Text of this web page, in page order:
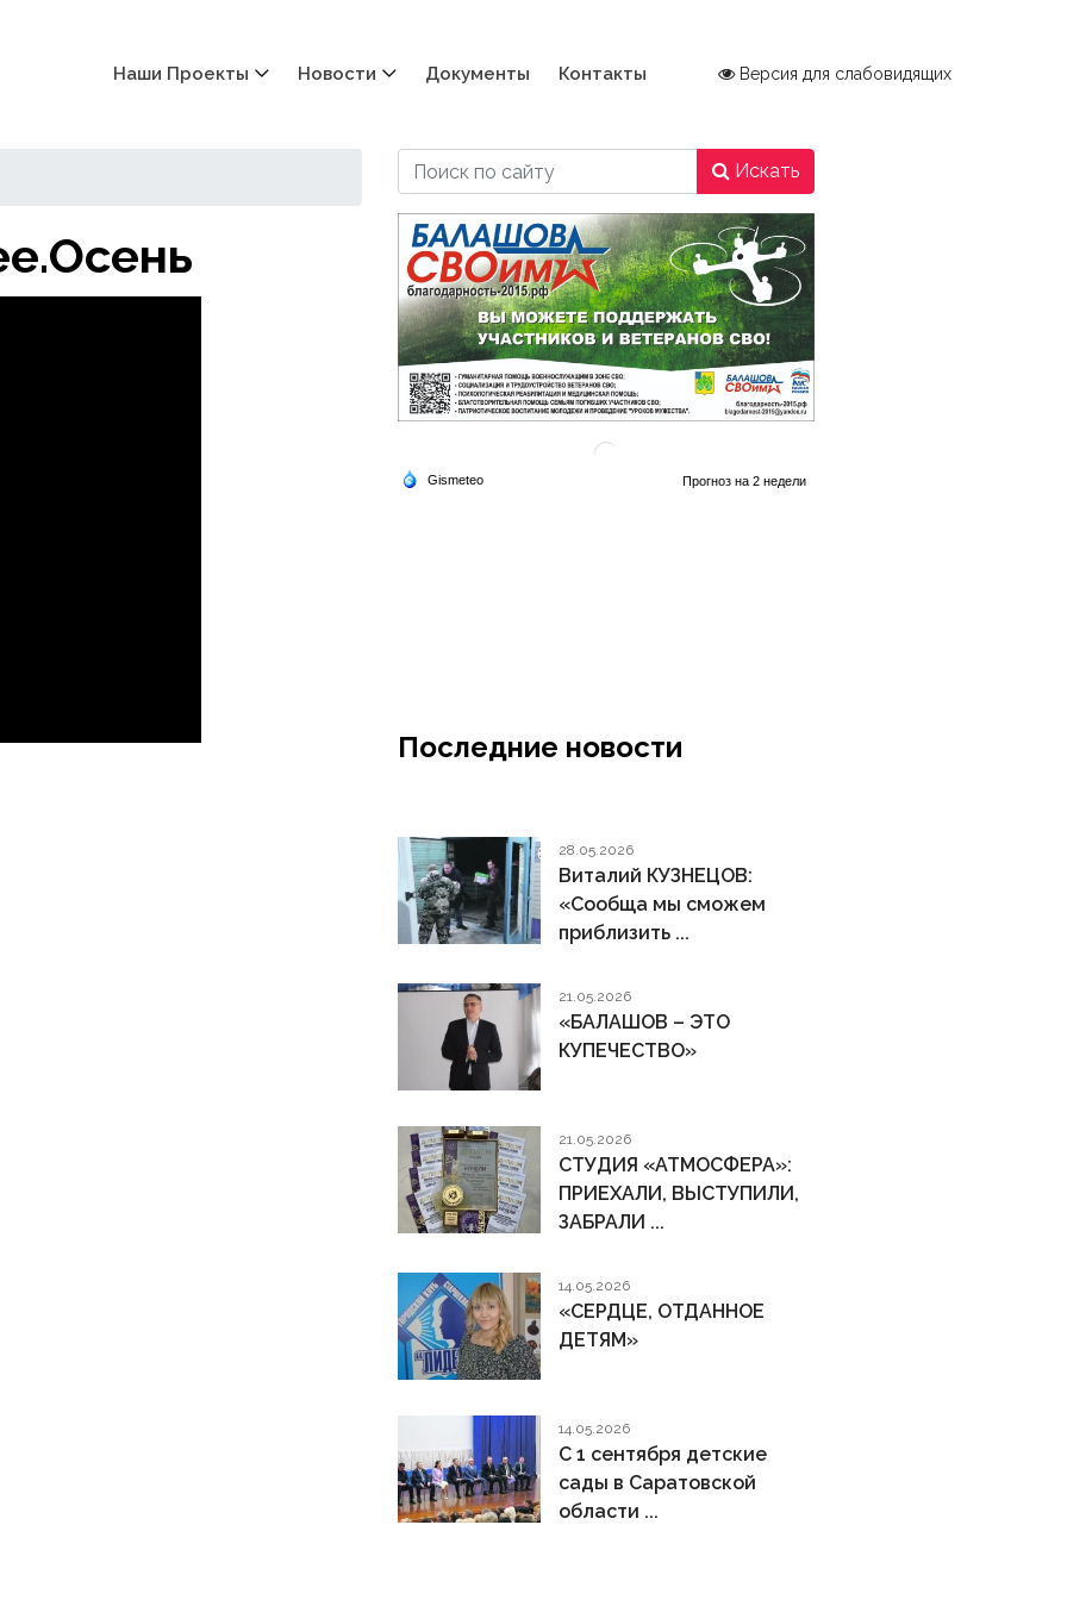
Наши Проекты Новости Документы Контакты Версия для слабовидящих
Искать
Последние новости
28.05.2026
Виталий КУЗНЕЦОВ:
«Сообща мы сможем
приблизить ...
21.05.2026
«БАЛАШОВ – ЭТО
КУПЕЧЕСТВО»
21.05.2026
СТУДИЯ «АТМОСФЕРА»:
ПРИЕХАЛИ, ВЫСТУПИЛИ,
ЗАБРАЛИ ...
14.05.2026
«СЕРДЦЕ, ОТДАННОЕ
ДЕТЯМ»
14.05.2026
С 1 сентября детские
сады в Саратовской
области ...